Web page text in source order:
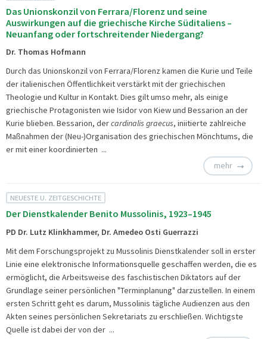
Das Unionskonzil von Ferrara/Florenz und seine
Auswirkungen auf die griechische Kirche Süditaliens –
Neuanfang oder fortschreitender Niedergang?
Dr. Thomas Hofmann
Durch das Unionskonzil von Ferrara/Florenz kamen die Kurie und Teile
der italienischen Öffentlichkeit verstärkt mit der griechischen
Theologie und Kultur in Kontakt. Dies gilt umso mehr, als einige
griechische Protagonisten wie Isidor von Kiew und Bessarion an der
Kurie blieben. Bessarion, dercardinalis graecus, iniitierte zahlreiche
Maßnahmen der (Neu-)Organisation des griechischen Mönchtums, die
er mit einer koordinierten ...
mehr
NEUESTE U. ZEITGESCHICHTE
Der Dienstkalender Benito Mussolinis, 1923–1945
PD Dr. Lutz Klinkhammer, Dr. Amedeo Osti Guerrazzi
Mit dem Forschungsprojekt zu Mussolinis Dienstkalender soll in erster
Linie eine elektronische Informationsquelle geschaffen werden, die es
ermöglicht, die Arbeitsweise des faschistischen Diktators auf der
Grundlage seiner persönlichen "Terminplanung" darzustellen. In einem
ersten Schritt geht es darum, Mussolinis tägliche Audienzen aus den
Akten seines persönlichen Sekretariats zu erschließen. Wichtigste
Quelle ist dabei der von der ...